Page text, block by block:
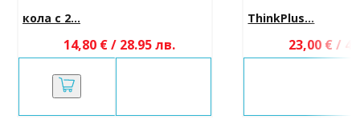
кола с 2...
14,80 € / 28.95 лв.
ThinkPlus...
23,00 € /